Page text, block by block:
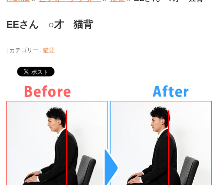
EEさん ○才 猫背
カテゴリー :猫背